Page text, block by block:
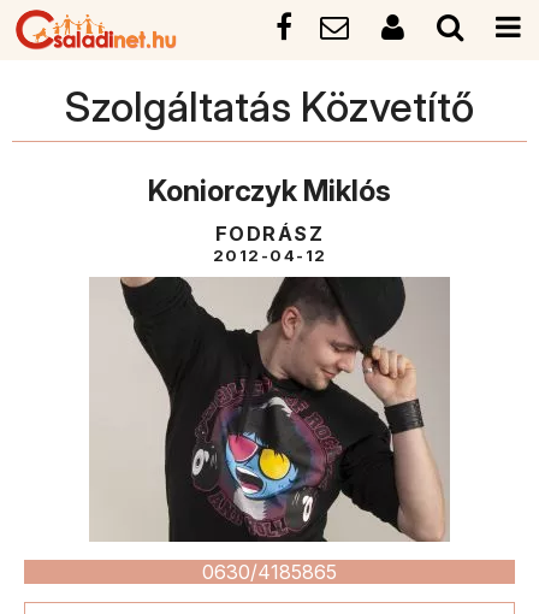
Szolgáltatás Közvetítő
Koniorczyk Miklós
FODRÁSZ
2012-04-12
0630/4185865